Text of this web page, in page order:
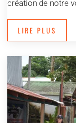
création de notre
LIRE PLUS